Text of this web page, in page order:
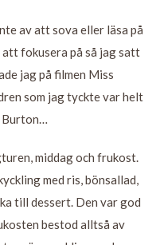
av att sova eller läsa på
fokusera på så jag satt
jag på filmen Miss
som jag tyckte var helt
middag och frukost.
med ris, bönsallad,
till dessert. Den var god
bestod alltså av